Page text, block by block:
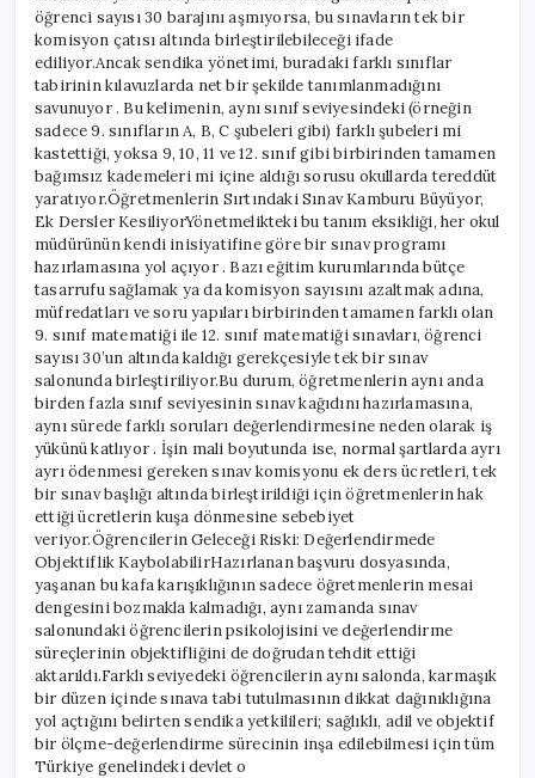
öğrenci sayısı 30 barajını aşmıyorsa, bu sınavların tek bir
komisyon çatısı altında birleştirilebileceği ifade
ediliyor.Ancak sendika yönetimi, buradaki farklı sınıflar
tabirinin kılavuzlarda net bir şekilde tanımlanmadığını
savunuyor . Bu kelimenin, aynı sınıf seviyesindeki (örneğin
sadece 9. sınıfların A, B, C şubeleri gibi) farklı şubeleri mi
kastettiği, yoksa 9, 10, 11 ve 12. sınıf gibi birbirinden tamamen
bağımsız kademeleri mi içine aldığı sorusu okullarda tereddüt
yaratıyor.Öğretmenlerin Sırtındaki Sınav Kamburu Büyüyor,
Ek Dersler KesiliyorYönetmelikteki bu tanım eksikliği, her okul
müdürünün kendi inisiyatifine göre bir sınav programı
hazırlamasına yol açıyor . Bazı eğitim kurumlarında bütçe
tasarrufu sağlamak ya da komisyon sayısını azaltmak adına,
müfredatları ve soru yapıları birbirinden tamamen farklı olan
9. sınıf matematiği ile 12. sınıf matematiği sınavları, öğrenci
sayısı 30’un altında kaldığı gerekçesiyle tek bir sınav
salonunda birleştiriliyor.Bu durum, öğretmenlerin aynı anda
birden fazla sınıf seviyesinin sınav kağıdını hazırlamasına,
aynı sürede farklı soruları değerlendirmesine neden olarak iş
yükünü katlıyor . İşin mali boyutunda ise, normal şartlarda ayrı
ayrı ödenmesi gereken sınav komisyonu ek ders ücretleri, tek
bir sınav başlığı altında birleştirildiği için öğretmenlerin hak
ettiği ücretlerin kuşa dönmesine sebebiyet
veriyor.Öğrencilerin Geleceği Riski: Değerlendirmede
Objektiflik KaybolabilirHazırlanan başvuru dosyasında,
yaşanan bu kafa karışıklığının sadece öğretmenlerin mesai
dengesini bozmakla kalmadığı, aynı zamanda sınav
salonundaki öğrencilerin psikolojisini ve değerlendirme
süreçlerinin objektifliğini de doğrudan tehdit ettiği
aktarıldı.Farklı seviyedeki öğrencilerin aynı salonda, karmaşık
bir düzen içinde sınava tabi tutulmasının dikkat dağınıklığına
yol açtığını belirten sendika yetkilileri; sağlıklı, adil ve objektif
bir ölçme-değerlendirme sürecinin inşa edilebilmesi için tüm
Türkiye genelindeki devlet o